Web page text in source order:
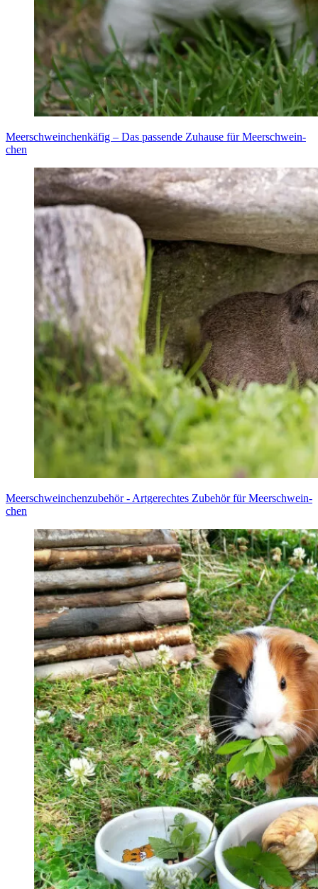
Meer­schwein­chen­kä­fig – Das pas­sen­de Zuhau­se für Meer­schwein­
chen
Meer­schwein­chen­zu­be­hör - Art­ge­rech­tes Zube­hör für Meer­schwein­
chen